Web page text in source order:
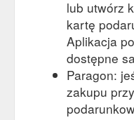
lub utwórz
kartę
Aplikacja
dostępne
Paragon:
zakupu